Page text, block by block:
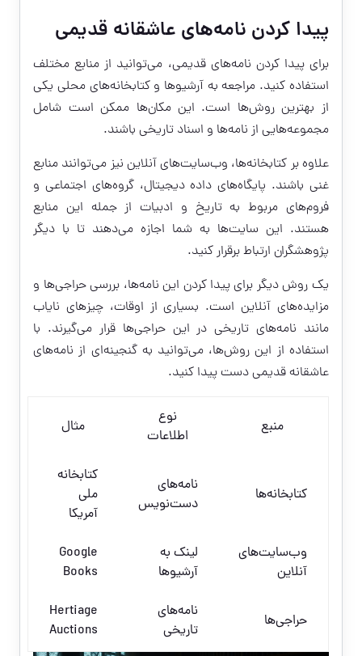
پیدا کردن نامه‌های عاشقانه قدیمی
برای پیدا کردن نامه‌های قدیمی، می‌توانید از منابع مختلف
استفاده کنید. مراجعه به آرشیوها و کتابخانه‌های محلی یکی
از بهترین روش‌ها است. این مکان‌ها ممکن است شامل
مجموعه‌هایی از نامه‌ها و اسناد تاریخی باشند.
علاوه بر کتابخانه‌ها، وب‌سایت‌های آنلاین نیز می‌توانند منابع
غنی باشند. پایگاه‌های داده دیجیتال، گروه‌های اجتماعی و
فروم‌های مربوط به تاریخ و ادبیات از جمله این منابع
هستند. این سایت‌ها به شما اجازه می‌دهند تا با دیگر
پژوهشگران ارتباط برقرار کنید.
یک روش دیگر برای پیدا کردن این نامه‌ها، بررسی حراجی‌ها و
مزایده‌های آنلاین است. بسیاری از اوقات، چیزهای نایاب
مانند نامه‌های تاریخی در این حراجی‌ها قرار می‌گیرند. با
استفاده از این روش‌ها، می‌توانید به گنجینه‌ای از نامه‌های
عاشقانه قدیمی دست پیدا کنید.
منبع
نوع
اطلاعات
مثال
کتابخانه‌ها
نامه‌های
دست‌نویس
کتابخانه
ملی
آمریکا
وب‌سایت‌های
آنلاین
لینک به
آرشیوها
Google
Books
حراجی‌ها
نامه‌های
تاریخی
Hertiage
Auctions